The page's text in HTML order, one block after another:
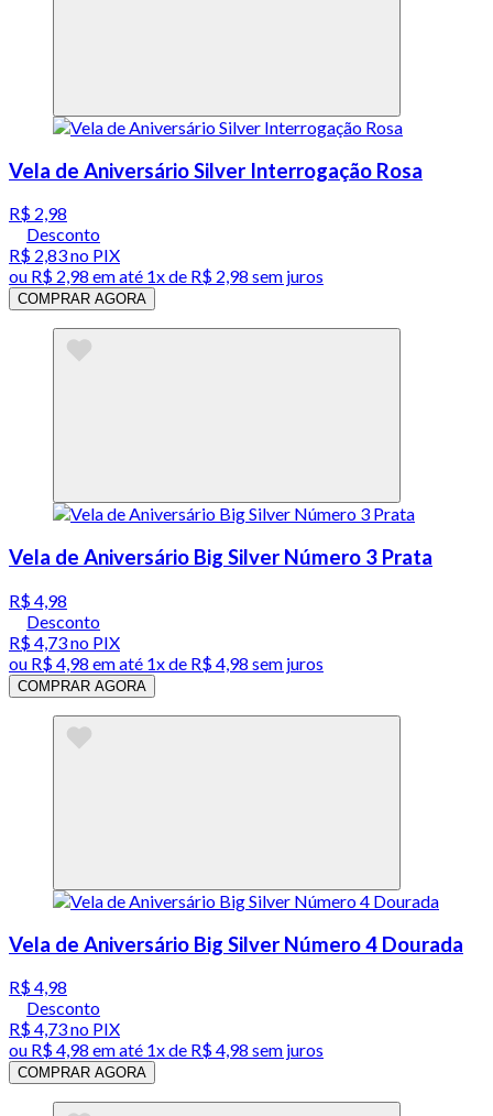
Vela de Aniversário Silver Interrogação Rosa
R$ 2,98
Desconto
R$ 2,83no PIX
ou R$ 2,98 em até 1x de R$ 2,98 sem juros
COMPRAR AGORA
Vela de Aniversário Big Silver Número 3 Prata
R$ 4,98
Desconto
R$ 4,73no PIX
ou R$ 4,98 em até 1x de R$ 4,98 sem juros
COMPRAR AGORA
Vela de Aniversário Big Silver Número 4 Dourada
R$ 4,98
Desconto
R$ 4,73no PIX
ou R$ 4,98 em até 1x de R$ 4,98 sem juros
COMPRAR AGORA